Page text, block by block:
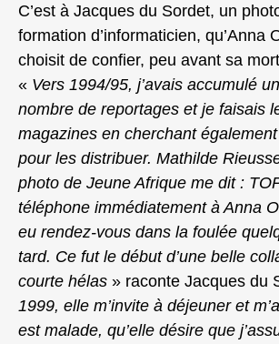
C’est à Jacques du Sordet, un
formation d’informaticien, qu’Anna
choisit de confier, peu avant sa
« Vers 1994/95, j’avais accumulé
nombre de reportages et je faisais
magazines en cherchant
pour les distribuer. Mathilde
photo de Jeune Afrique me dit :
téléphone immédiatement à Anna
eu rendez-vous dans la foulée
tard. Ce fut le début d’une belle
courte hélas » raconte Jacques du
1999, elle m’invite à déjeuner et
est malade, qu’elle désire que